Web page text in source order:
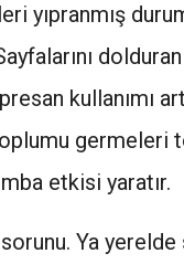
yıpranmış
kullanımı
germeleri
etkisi yaratır.
Ya